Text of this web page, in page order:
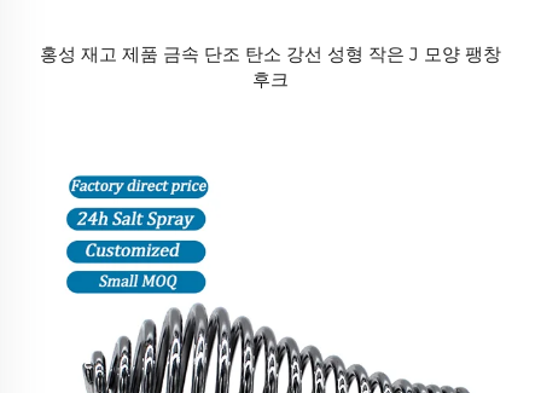
홍성 재고 제품 금속 단조 탄소 강선 성형 작은 J 모양 팽창
후크